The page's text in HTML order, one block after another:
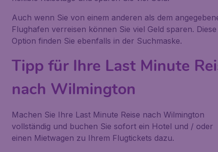
Auch wenn Sie von einem anderen als dem
Flughafen verreisen können Sie viel Geld sparen. Diese
Option finden Sie ebenfalls in der Suchmaske.
Tipp für Ihre Last Minute
nach Wilmington
Machen Sie Ihre Last Minute Reise nach Wilmington
vollständig und buchen Sie sofort ein Hotel und / oder
einen Mietwagen zu Ihrem Flugtickets dazu.